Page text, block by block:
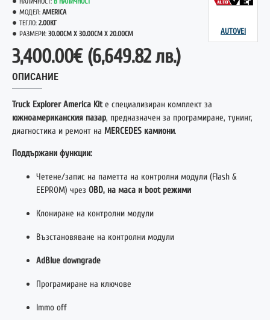
МОДЕЛ: AMERICA
ТЕГЛО: 2.00КГ
РАЗМЕРИ: 30.00CM X 30.00CM X 20.00CM AUTOVEI
3,400.00€ (6,649.82 лв.)
ОПИСАНИЕ
Truck Explorer America Kitе специализиран комплект за
южноамериканския пазар, предназначен за програмиране, тунинг,
диагностика и ремонт на MERCEDES камиони.
Поддържани функции:
Четене/запис на паметта на контролни модули (Flash &
EEPROM) чрез OBD, на маса и boot режими
Клониране на контролни модули
Възстановяване на контролни модули
AdBlue downgrade
Програмиране на ключове
Immo off